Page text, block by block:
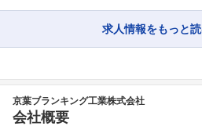
求人情報をもっと
京葉ブランキング工業株式会社
会社概要